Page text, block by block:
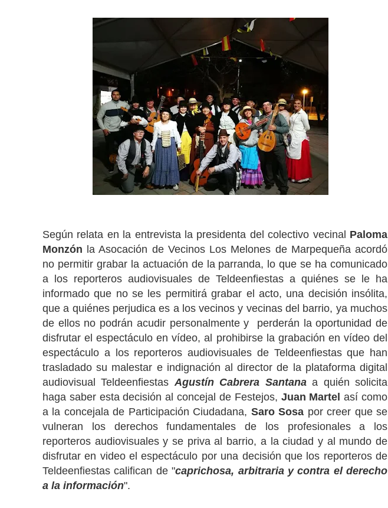
Según relata en la entrevista la presidenta del colectivo vecinal Paloma
Monzón la Asocación de Vecinos Los Melones de Marpequeña acordó
no permitir grabar la actuación de la parranda, lo que se ha comunicado
a los reporteros audiovisuales de Teldeenfiestas a quiénes se le ha
informado que no se les permitirá grabar el acto, una decisión insólita,
que a quiénes perjudica es a los vecinos y vecinas del barrio, ya muchos
de ellos no podrán acudir personalmente y perderán la oportunidad de
disfrutar el espectáculo en vídeo, al prohibirse la grabación en vídeo del
espectáculo a los reporteros audiovisuales de Teldeenfiestas que han
trasladado su malestar e indignación al director de la plataforma digital
audiovisual Teldeenfiestas Agustín Cabrera Santanaa quién solicita
haga saber esta decisión al concejal de Festejos, Juan Martel así como
a la concejala de Participación Ciudadana, Saro Sosa por creer que se
vulneran los derechos fundamentales de los profesionales a los
reporteros audiovisuales y se priva al barrio, a la ciudad y al mundo de
disfrutar en video el espectáculo por una decisión que los reporteros de
Teldeenfiestas califican de "caprichosa, arbitraria y contra el derecho
a la información".